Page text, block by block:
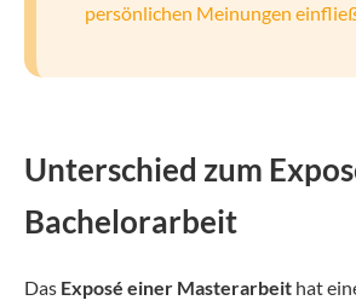
persönlichen Meinungen
Unterschied zum
Bachelorarbeit
Das Exposé einer Masterarbeit hat